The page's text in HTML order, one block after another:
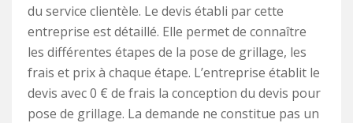
du service clientèle. Le devis établi par cette
entreprise est détaillé. Elle permet de connaître
les différentes étapes de la pose de grillage, les
frais et prix à chaque étape. L’entreprise établit le
devis avec 0 € de frais la conception du devis pour
pose de grillage. La demande ne constitue pas un